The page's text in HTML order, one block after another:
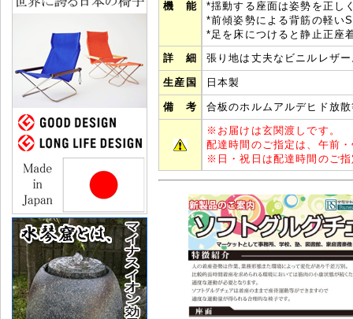
機 能
*揺動する座面は姿勢を正し
*前傾姿勢による背筋の軽い
*足を床につけると静止正座
詳 細
張り地は丈夫なビニルレザ
生産国 日本製
備 考
合板のホルムアルデヒド放
※ お届けは玄関渡しです。
配達時間のご指定は、午前
※ 日・祝日は配達時間のご